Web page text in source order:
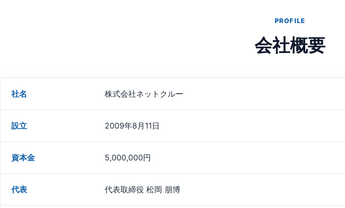
PROFILE
会社概要
社名 株式会社ネットクルー
設立 2009年8月11日
資本金 5,000,000円
代表 代表取締役 松岡 朋博